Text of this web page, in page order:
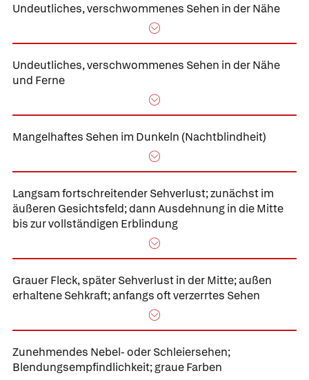
Undeutliches,verschwommenes Sehen in der Nähe
Undeutliches,verschwommenes Sehen in der Nähe
und Ferne
Mangelhaftes Sehen im Dunkeln (Nachtblindheit)
Langsam fortschreitender Sehverlust;zunächst im
äußeren Gesichtsfeld; dann Ausdehnung in die Mitte
bis zur vollständigen Erblindung
Grauer Fleck, später Sehverlust in der Mitte;außen
erhaltene Sehkraft; anfangs oft verzerrtes Sehen
Zunehmendes Nebel- oder Schleiersehen;
Blendungsempfindlichkeit; graue Farben